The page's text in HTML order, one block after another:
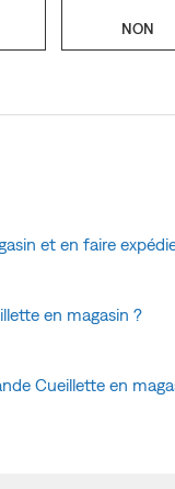
NON
et en faire
en magasin ?
Cueillette en